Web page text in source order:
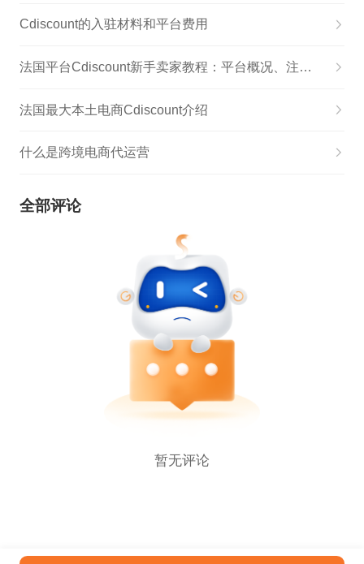
Cdiscount的入驻材料和平台费用
法国平台Cdiscount新手卖家教程：平台概况、注册流程、费用佣金、Listing全解
法国最大本土电商Cdiscount介绍
什么是跨境电商代运营
全部评论
暂无评论